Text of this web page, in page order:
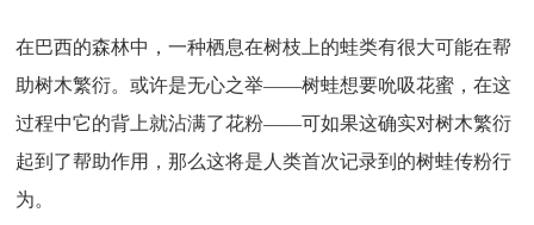
在巴西的森林中，一种栖息在树枝上的蛙类有很大可能在帮
助树木繁衍。或许是无心之举——树蛙想要吮吸花蜜，在这
过程中它的背上就沾满了花粉——可如果这确实对树木繁衍
起到了帮助作用，那么这将是人类首次记录到的树蛙传粉行
为。